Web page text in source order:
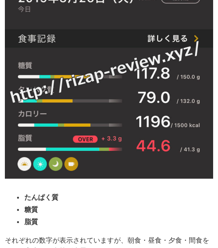
たんぱく質
糖質
脂質
それぞれの数字が表示されていますが、朝食・昼食・夕食・間食を